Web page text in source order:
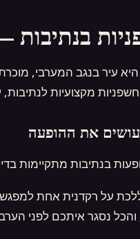
מקצועיות
את ההופעה
בנתיבות מתקיימות
על רקדנית אחת למפגש
והכל נסגר איתכם לפני